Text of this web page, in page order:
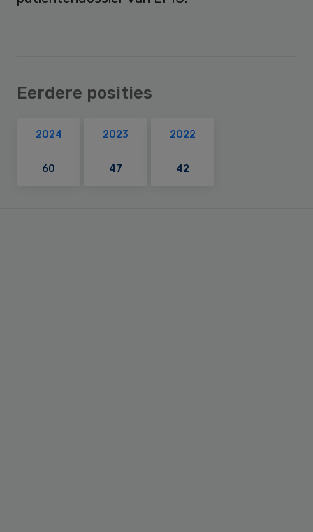
Eerdere posities
2024
60
2023
47
2022
42